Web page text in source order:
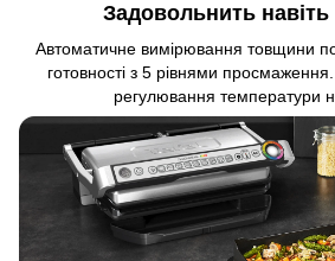
Задовольнить навіть
Автоматичне вимірювання товщини
готовності з 5 рівнями
регулювання температури